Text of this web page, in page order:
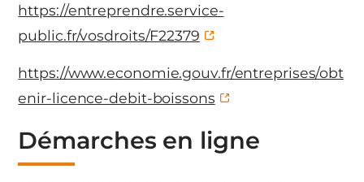
https://entreprendre.service-
public.fr/vosdroits/F22379
https://www.economie.gouv.fr/entreprises/obt
enir-licence-debit-boissons
Démarches en ligne